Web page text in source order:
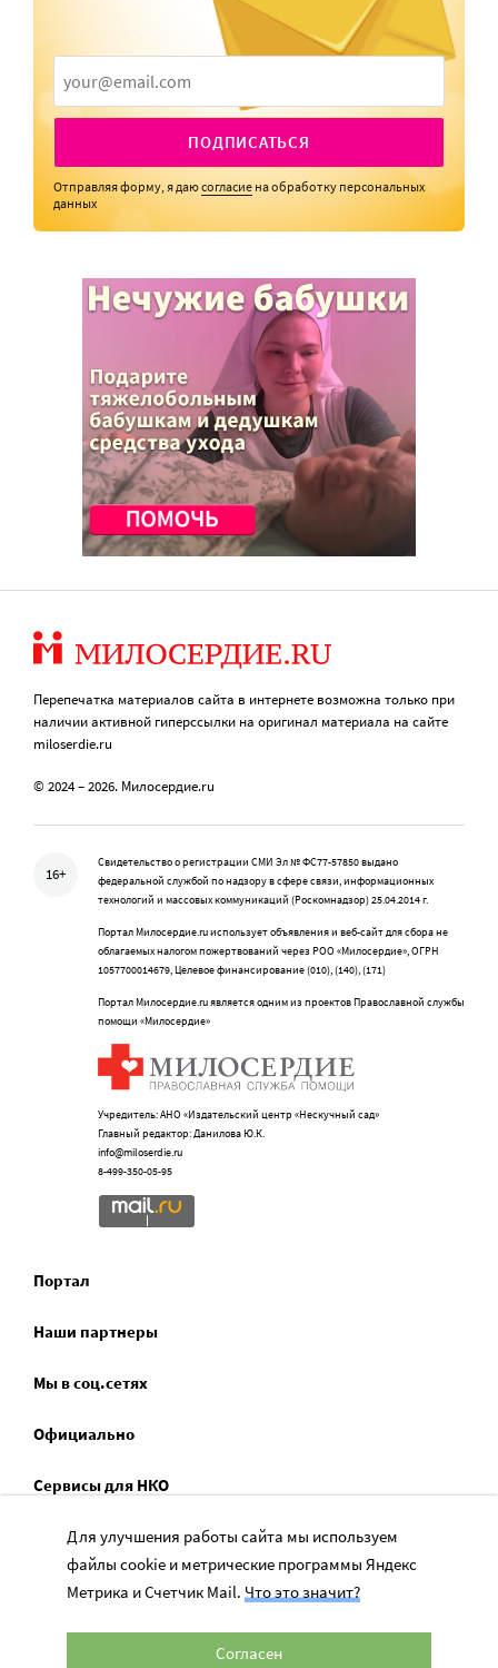
ПОДПИСАТЬСЯ
Отправляя форму, я даюсогласие на обработку персональных
данных
Перепечатка материалов сайта в интернете возможна только при
наличии активной гиперссылки на оригинал материала на сайте
miloserdie.ru
© 2024 – 2026. Милосердие.ru
16+
Свидетельство о регистрации СМИ Эл № ФС77-57850 выдано
федеральной службой по надзору в сфере связи, информационных
технологий и массовых коммуникаций (Роскомнадзор) 25.04.2014 г.
Портал Милосердие.ru использует объявления и веб-сайт для сбора не
облагаемых налогом пожертвований через РОО «Милосердие», ОГРН
1057700014679, Целевое финансирование (010), (140), (171)
Портал Милосердие.ru является одним из проектов Православной службы
помощи «Милосердие»
Учредитель: АНО «Издательский центр «Нескучный сад»
Главный редактор: Данилова Ю.К.
info@miloserdie.ru
8-499-350-05-95
Портал
Наши партнеры
Мы в соц.сетях
Официально
Сервисы для НКО
Спецпроекты
Социальное служение
Для улучшения работы сайта мы используем
файлы cookie и метрические программы Яндекс
Метрика и Счетчик Mail. Что это значит?
Согласен